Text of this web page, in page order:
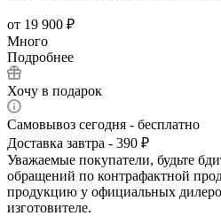
от 19 900 ₽
Много
Подробнее
Хочу в подарок
Самовывоз сегодня - бесплатно
Доставка завтра - 390 ₽
Уважаемые покупатели, будьте
обращений по контрафактной
продукцию у официальных
изготовителе.